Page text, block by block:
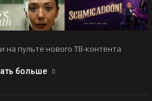
на пульте нового ТВ-контента
больше